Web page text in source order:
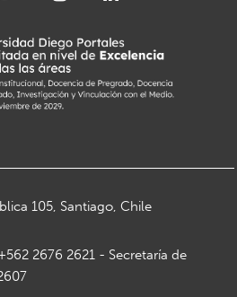
105, Santiago, Chile
2676 2621 - Secretaría de